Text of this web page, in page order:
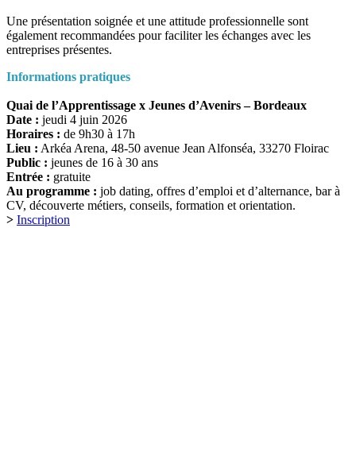
Une présentation soignée et une attitude professionnelle sont
également recommandées pour faciliter les échanges avec les
entreprises présentes.
Informations pratiques
Quai de l’Apprentissage x Jeunes d’Avenirs – Bordeaux
Date : jeudi 4 juin 2026
Horaires : de 9h30 à 17h
Lieu : Arkéa Arena, 48-50 avenue Jean Alfonséa, 33270 Floirac
Public : jeunes de 16 à 30 ans
Entrée : gratuite
Au programme : job dating, offres d’emploi et d’alternance, bar à
CV, découverte métiers, conseils, formation et orientation.
> Inscription